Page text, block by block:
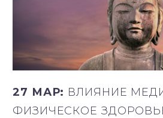
27 МАР: ВЛИЯНИЕ
ФИЗИЧЕСКОЕ